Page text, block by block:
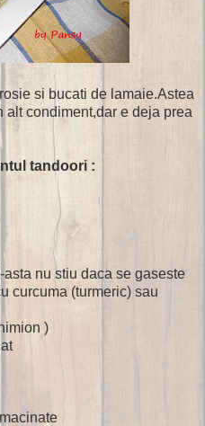
si bucati de lamaie.Astea
alt condiment,dar e deja prea
tandoori :
nu stiu daca se gaseste
curcuma (turmeric) sau
)